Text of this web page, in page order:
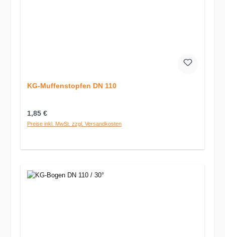
KG-Muffenstopfen DN 110
Regulärer Preis:
1,85 €
Preise inkl. MwSt. zzgl. Versandkosten